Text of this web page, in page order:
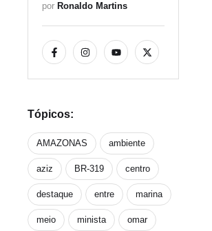
por Ronaldo Martins
Tópicos:
AMAZONAS ambiente
aziz BR-319 centro
destaque entre marina
meio minista omar